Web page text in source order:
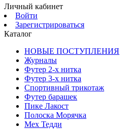
Личный кабинет
Войти
Зарегистрироваться
Каталог
НОВЫЕ ПОСТУПЛЕНИЯ
Журналы
Футер 2-х нитка
Футер 3-х нитка
Спортивный трикотаж
Футер барашек
Пике Лакост
Полоска Морячка
Мех Тедди